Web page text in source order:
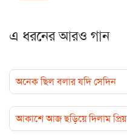
এ ধরনের আরও গান
অনেক ছিল বলার যদি সেদিন
আকাশে আজ ছড়িয়ে দিলাম প্রিয়